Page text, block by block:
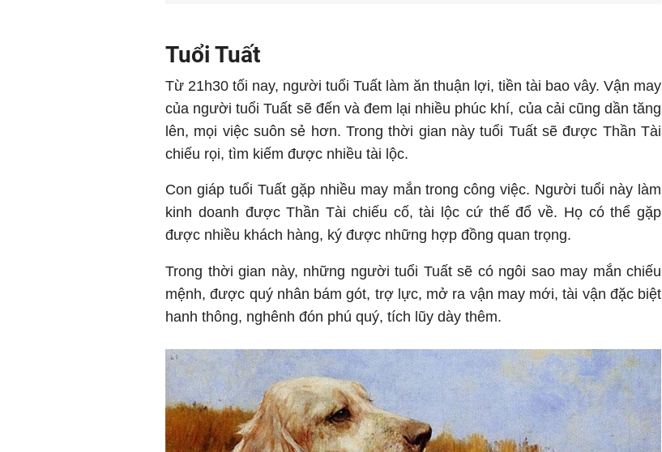
Tuổi Tuất
Từ 21h30 tối nay, người tuổi Tuất làm ăn thuận lợi, tiền tài bao vây. Vận may
của người tuổi Tuất sẽ đến và đem lại nhiều phúc khí, của cải cũng dần tăng
lên, mọi việc suôn sẻ hơn. Trong thời gian này tuổi Tuất sẽ được Thần Tài
chiếu rọi, tìm kiếm được nhiều tài lộc.
Con giáp tuổi Tuất gặp nhiều may mắn trong công việc. Người tuổi này làm
kinh doanh được Thần Tài chiếu cố, tài lộc cứ thế đổ về. Họ có thể gặp
được nhiều khách hàng, ký được những hợp đồng quan trọng.
Trong thời gian này, những người tuổi Tuất sẽ có ngôi sao may mắn chiếu
mệnh, được quý nhân bám gót, trợ lực, mở ra vận may mới, tài vận đặc biệt
hanh thông, nghênh đón phú quý, tích lũy dày thêm.